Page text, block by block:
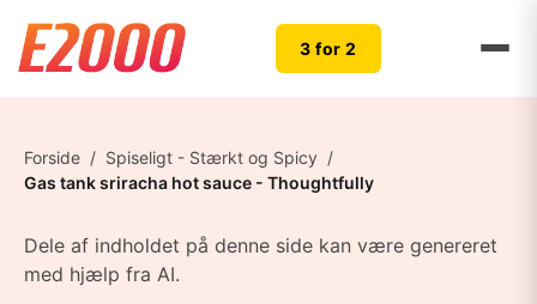
3 for 2
Forside / Spiseligt - Stærkt og Spicy /
Gas tank sriracha hot sauce - Thoughtfully
Dele af indholdet på denne side kan være genereret
med hjælp fra AI.